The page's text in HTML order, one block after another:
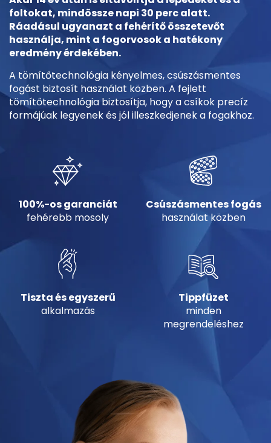
foltokat, mindössze napi 30 perc alatt.
Ráadásul ugyanazt a fehérítő összetevőt
használja, mint a fogorvosok a hatékony
eredmény érdekében.
A tömítőtechnológia kényelmes, csúszásmentes
fogást biztosít használat közben. A fejlett
tömítőtechnológia biztosítja, hogy a csíkok precíz
formájúak legyenek és jól illeszkedjenek a fogakhoz.
100%-os garanciát
fehérebb mosoly
Csúszásmentes fogás
használat közben
Tiszta és egyszerű
alkalmazás
Tippfüzet
minden
megrendeléshez